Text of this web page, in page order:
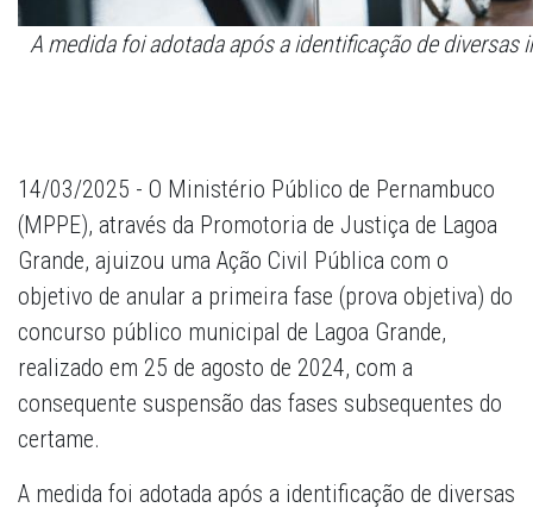
A medida foi adotada após a identificação de
14/03/2025 - O Ministério Público de Pernambuco
(MPPE), através da Promotoria de Justiça de Lagoa
Grande, ajuizou uma Ação Civil Pública com o
objetivo de anular a primeira fase (prova objetiva) do
concurso público municipal de Lagoa Grande,
realizado em 25 de agosto de 2024, com a
consequente suspensão das fases subsequentes do
certame.
A medida foi adotada após a identificação de diversas